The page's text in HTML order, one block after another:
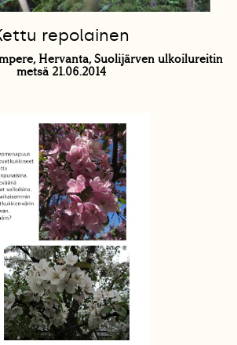
repolainen
Hervanta, Suolijärven ulkoilureitin
metsä 21.06.2014